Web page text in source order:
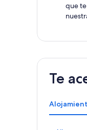
que
Te